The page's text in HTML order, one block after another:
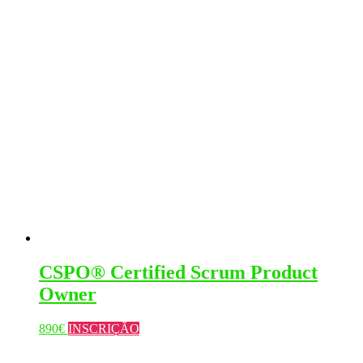
CSPO® Certified Scrum Product
Owner
890€ INSCRIÇÃO